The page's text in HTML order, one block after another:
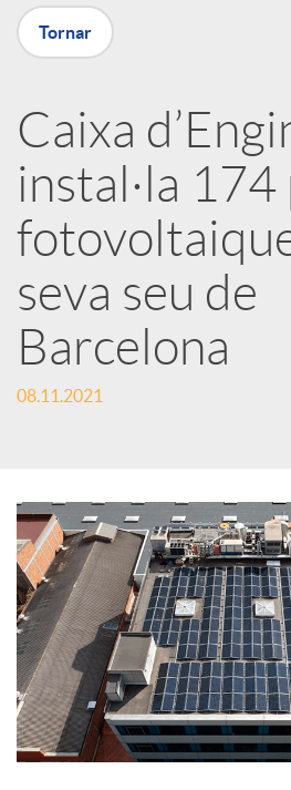
X
a
r
x
e
s
o
c
i
a
Tornar
Caixa
instal·la 174
seva seu de
Barcelona
08.11.2021